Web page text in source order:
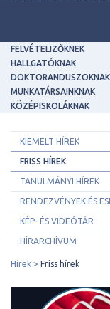
FELVÉTELIZŐKNEK
HALLGATÓKNAK
DOKTORANDUSZOKNAK
MUNKATÁRSAINKNAK
KÖZÉPISKOLÁKNAK
KIEMELT HÍREK
FRISS HÍREK
TANULMÁNYI HÍREK
RENDEZVÉNYEK ÉS
KÉP- ÉS VIDEÓTÁR
HÍRARCHÍVUM
Hírek Friss hírek